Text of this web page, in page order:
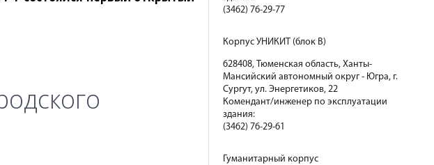
(3462) 76-29-77
Корпус УНИКИТ (блок В)
628408, Тюменская область, Ханты-
Мансийский автономный округ - Югра, г.
Сургут, ул. Энергетиков, 22
Комендант/инженер по эксплуатации
здания:
(3462) 76-29-61
Гуманитарный корпус